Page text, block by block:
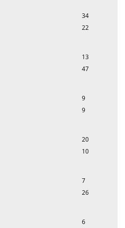
34
22
13
47
9
9
20
10
7
26
6